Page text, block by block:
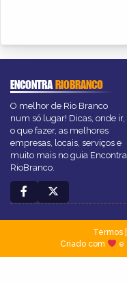
ENCONTRARIOBRANCO
O melhor de Rio Branco
num só lugar! Dicas, onde ir,
o que fazer, as melhores
empresas, locais, serviços e
muito mais no guia Encontra
RioBranco.
Termos|
Criado com
e